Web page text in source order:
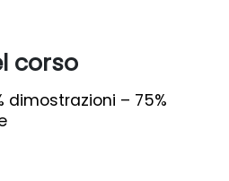
corso
dimostrazioni – 75%